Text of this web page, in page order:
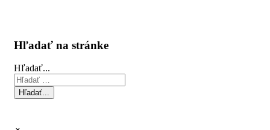
Hľadať na stránke
Hľadať...
Hľadať...